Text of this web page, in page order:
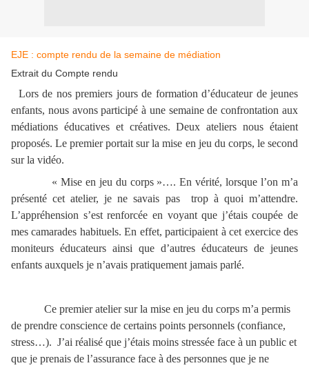
EJE : compte rendu de la semaine de médiation
Extrait du Compte rendu
Lors de nos premiers jours de formation d’éducateur de jeunes
enfants, nous avons participé à une semaine de confrontation aux
médiations éducatives et créatives. Deux ateliers nous étaient
proposés. Le premier portait sur la mise en jeu du corps, le second
sur la vidéo.
« Mise en jeu du corps »…. En vérité, lorsque l’on m’a
présenté cet atelier, je ne savais pas trop à quoi m’attendre.
L’appréhension s’est renforcée en voyant que j’étais coupée de
mes camarades habituels. En effet, participaient à cet exercice des
moniteurs éducateurs ainsi que d’autres éducateurs de jeunes
enfants auxquels je n’avais pratiquement jamais parlé.
Ce premier atelier sur la mise en jeu du corps m’a permis
de prendre conscience de certains points personnels (confiance,
stress…). J’ai réalisé que j’étais moins stressée face à un public et
que je prenais de l’assurance face à des personnes que je ne